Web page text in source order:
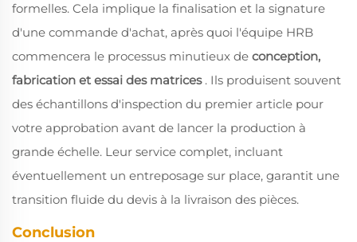
formelles. Cela implique la finalisation et la signature
d'une commande d'achat, après quoi l'équipe HRB
commencera le processus minutieux de conception,
fabrication et essai des matrices . Ils produisent souvent
des échantillons d'inspection du premier article pour
votre approbation avant de lancer la production à
grande échelle. Leur service complet, incluant
éventuellement un entreposage sur place, garantit une
transition fluide du devis à la livraison des pièces.
Conclusion